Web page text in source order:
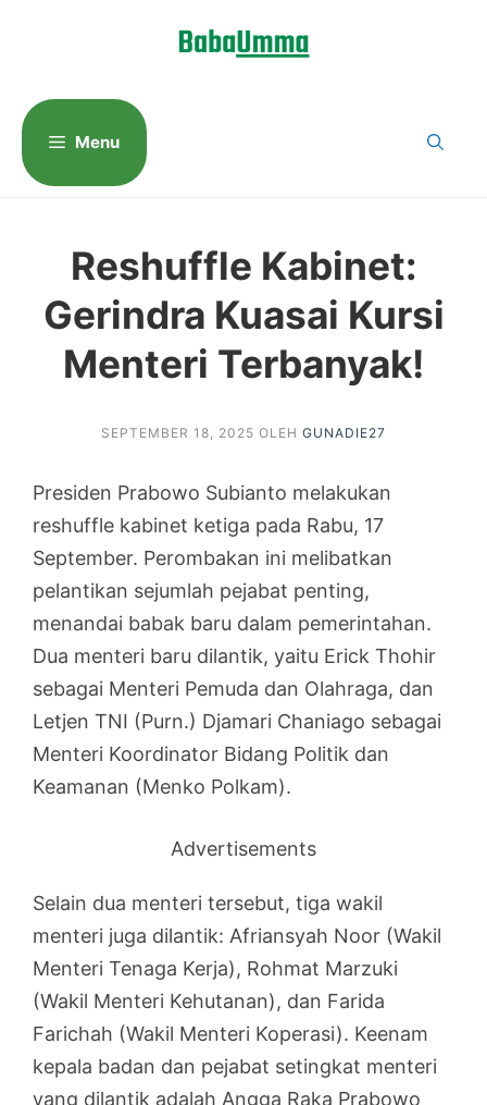
Menu
Reshuffle Kabinet:
Gerindra Kuasai Kursi
Menteri Terbanyak!
SEPTEMBER 18, 2025 OLEH GUNADIE27
Presiden Prabowo Subianto melakukan
reshuffle kabinet ketiga pada Rabu, 17
September. Perombakan ini melibatkan
pelantikan sejumlah pejabat penting,
menandai babak baru dalam pemerintahan.
Dua menteri baru dilantik, yaitu Erick Thohir
sebagai Menteri Pemuda dan Olahraga, dan
Letjen TNI (Purn.) Djamari Chaniago sebagai
Menteri Koordinator Bidang Politik dan
Keamanan (Menko Polkam).
Advertisements
Selain dua menteri tersebut, tiga wakil
menteri juga dilantik: Afriansyah Noor (Wakil
Menteri Tenaga Kerja), Rohmat Marzuki
(Wakil Menteri Kehutanan), dan Farida
Farichah (Wakil Menteri Koperasi). Keenam
kepala badan dan pejabat setingkat menteri
yang dilantik adalah Angga Raka Prabowo